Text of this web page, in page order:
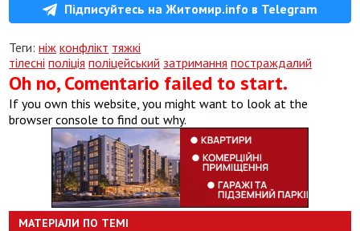
Підписуйтесь на Житомир.info в Telegram
Теги:ніж конфлікт тяжкі
тілесні поліція поліцейський затримання постраждалий
Oh no, Comentario failed to start.
If you own this website, you might want to look at the
browser console to find out why.
МАТЕРІАЛИ ПО ТЕМІ